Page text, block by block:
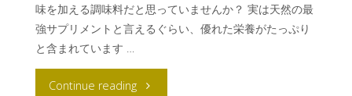
味を加える調味料だと思っていませんか？ 実は天然の最
強サプリメントと言えるぐらい、優れた栄養がたっぷり
と含まれています …
Continue reading